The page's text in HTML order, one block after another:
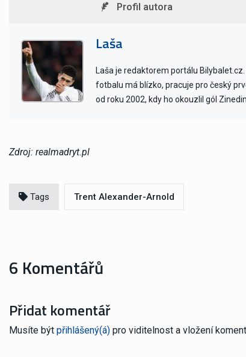
Profil autora
Laša
Laša je redaktorem portálu
fotbalu má blízko, pracuje pro český
od roku 2002, kdy ho okouzlil gól
Zdroj: realmadryt.pl
Tags Trent Alexander-Arnold
6 Komentářů
Přidat komentář
Musíte být přihlášený(á) pro viditelnost a vložení